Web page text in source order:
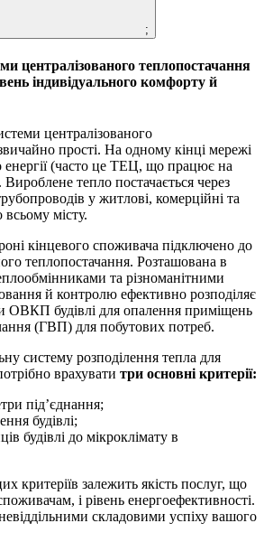
;
централізованого теплопостачання
індивідуального комфорту й
централізованого
прості. На одному кінці мережі
енергії (часто це ТЕЦ, що працює на
тепло постачається через
у житлові, комерційні та
всьому місту.
кінцевого споживача підключено до
теплопостачання. Розташована в
та різноманітними
й контролю ефективно розподіляє
ОВКП будівлі для опалення приміщень
(ГВП) для побутових потреб.
систему розподілення тепла для
врахувати три основні критерії:
під’єднання;
будівлі;
будівлі до мікроклімату в
критеріїв залежить якість послуг, що
і рівень енергоефективності.
складовими успіху вашого